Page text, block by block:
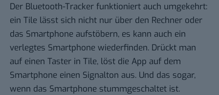
Der Bluetooth-Tracker funktioniert auch umgekehrt:
ein Tile lässt sich nicht nur über den Rechner oder
das Smartphone aufstöbern, es kann auch ein
verlegtes Smartphone wiederfinden. Drückt man
auf einen Taster in Tile, löst die App auf dem
Smartphone einen Signalton aus. Und das sogar,
wenn das Smartphone stummgeschaltet ist.